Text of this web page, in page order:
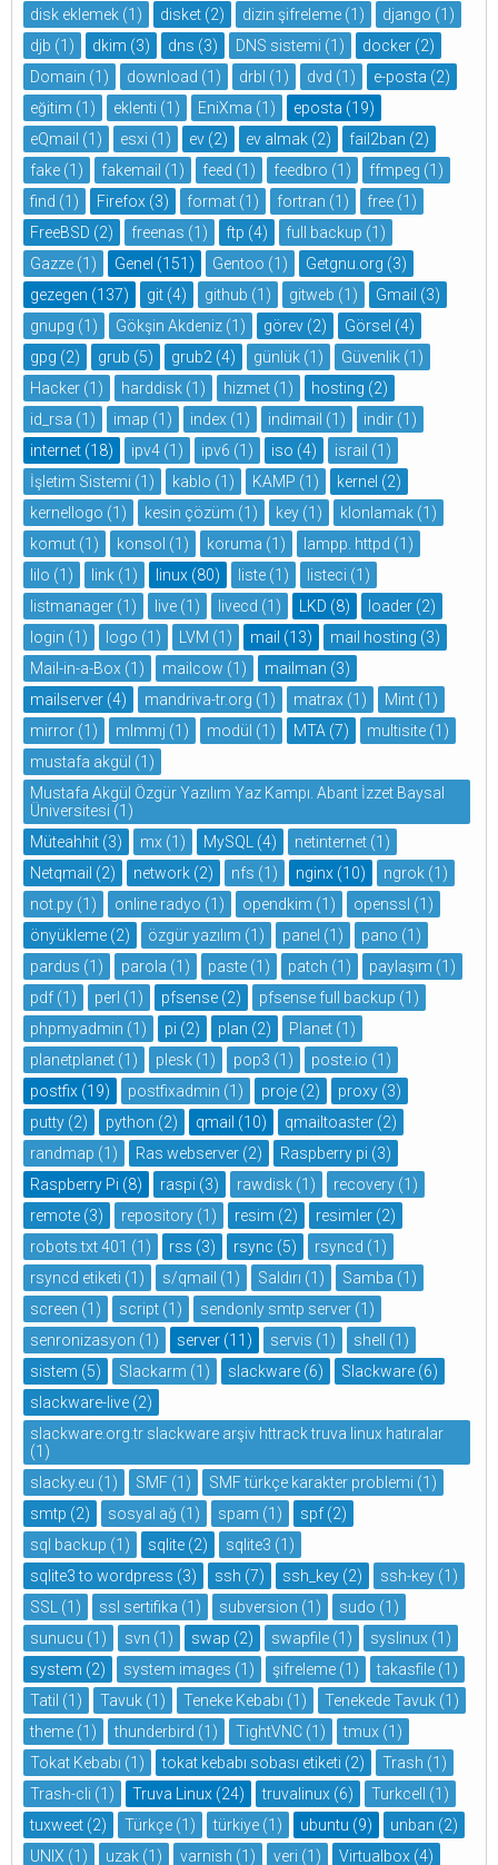
disk eklemek (1) disket (2) dizin şifreleme (1) django (1)
djb (1) dkim (3) dns (3) DNS sistemi (1) docker (2)
Domain (1) download (1) drbl (1) dvd (1) e-posta (2)
eğitim (1) eklenti (1) EniXma (1) eposta (19)
eQmail (1) esxi (1) ev (2) ev almak (2) fail2ban (2)
fake (1) fakemail (1) feed (1) feedbro (1) ffmpeg (1)
find (1) Firefox (3) format (1) fortran (1) free (1)
FreeBSD (2) freenas (1) ftp (4) full backup (1)
Gazze (1) Genel (151) Gentoo (1) Getgnu.org (3)
gezegen (137) git (4) github (1) gitweb (1) Gmail (3)
gnupg (1) Gökşin Akdeniz (1) görev (2) Görsel (4)
gpg (2) grub (5) grub2 (4) günlük (1) Güvenlik (1)
Hacker (1) harddisk (1) hizmet (1) hosting (2)
id_rsa (1) imap (1) index (1) indimail (1) indir (1)
internet (18) ipv4 (1) ipv6 (1) iso (4) israil (1)
İşletim Sistemi (1) kablo (1) KAMP (1) kernel (2)
kernellogo (1) kesin çözüm (1) key (1) klonlamak (1)
komut (1) konsol (1) koruma (1) lampp. httpd (1)
lilo (1) link (1) linux (80) liste (1) listeci (1)
listmanager (1) live (1) livecd (1) LKD (8) loader (2)
login (1) logo (1) LVM (1) mail (13) mail hosting (3)
Mail-in-a-Box (1) mailcow (1) mailman (3)
mailserver (4) mandriva-tr.org (1) matrax (1) Mint (1)
mirror (1) mlmmj (1) modül (1) MTA (7) multisite (1)
mustafa akgül (1)
Mustafa Akgül Özgür Yazılım Yaz Kampı. Abant İzzet Baysal
Üniversitesi (1)
Müteahhit (3) mx (1) MySQL (4) netinternet (1)
Netqmail (2) network (2) nfs (1) nginx (10) ngrok (1)
not.py (1) online radyo (1) opendkim (1) openssl (1)
önyükleme (2) özgür yazılım (1) panel (1) pano (1)
pardus (1) parola (1) paste (1) patch (1) paylaşım (1)
pdf (1) perl (1) pfsense (2) pfsense full backup (1)
phpmyadmin (1) pi (2) plan (2) Planet (1)
planetplanet (1) plesk (1) pop3 (1) poste.io (1)
postfix (19) postfixadmin (1) proje (2) proxy (3)
putty (2) python (2) qmail (10) qmailtoaster (2)
randmap (1) Ras webserver (2) Raspberry pi (3)
Raspberry Pi (8) raspi (3) rawdisk (1) recovery (1)
remote (3) repository (1) resim (2) resimler (2)
robots.txt 401 (1) rss (3) rsync (5) rsyncd (1)
rsyncd etiketi (1) s/qmail (1) Saldırı (1) Samba (1)
screen (1) script (1) sendonly smtp server (1)
senronizasyon (1) server (11) servis (1) shell
(1)
sistem (5) Slackarm (1) slackware (6) Slackware (6)
slackware-live (2)
slackware.org.tr slackware arşiv httrack truva linux hatıralar
(1)
slacky.eu (1) SMF (1) SMF türkçe karakter problemi (1)
smtp (2) sosyal ağ (1) spam (1) spf (2)
sql backup (1) sqlite (2) sqlite3 (1)
sqlite3 to wordpress (3) ssh (7) ssh_key (2) ssh-key (1)
SSL
(1) ssl sertifika (1) subversion (1) sudo (1)
sunucu (1) svn (1) swap (2) swapfile (1) syslinux (1)
system (2) system images (1) şifreleme (1) takasfile (1)
Tatil (1) Tavuk (1) Teneke Kebabı (1) Tenekede Tavuk (1)
theme (1) thunderbird (1) TightVNC (1) tmux (1)
Tokat Kebabı (1) tokat kebabı sobası etiketi (2) Trash (1)
Trash-cli (1) Truva Linux (24) truvalinux (6) Turkcell
(1)
tuxweet (2) Türkçe (1) türkiye (1) ubuntu (9) unban (2)
UNIX (1) uzak (1) varnish (1) veri (1) Virtualbox (4)